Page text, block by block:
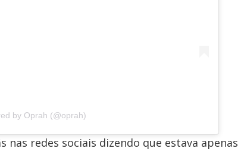
by Oprah (@oprah)
redes sociais dizendo que estava apenas